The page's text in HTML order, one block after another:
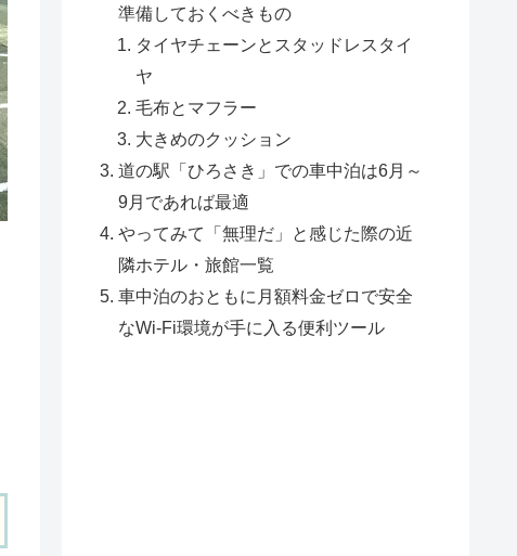
準備しておくべきもの
タイヤチェーンとスタッドレスタイ
ヤ
毛布とマフラー
大きめのクッション
道の駅「ひろさき」での車中泊は6月～
9月であれば最適
やってみて「無理だ」と感じた際の近
隣ホテル・旅館一覧
車中泊のおともに月額料金ゼロで安全
なWi-Fi環境が手に入る便利ツール